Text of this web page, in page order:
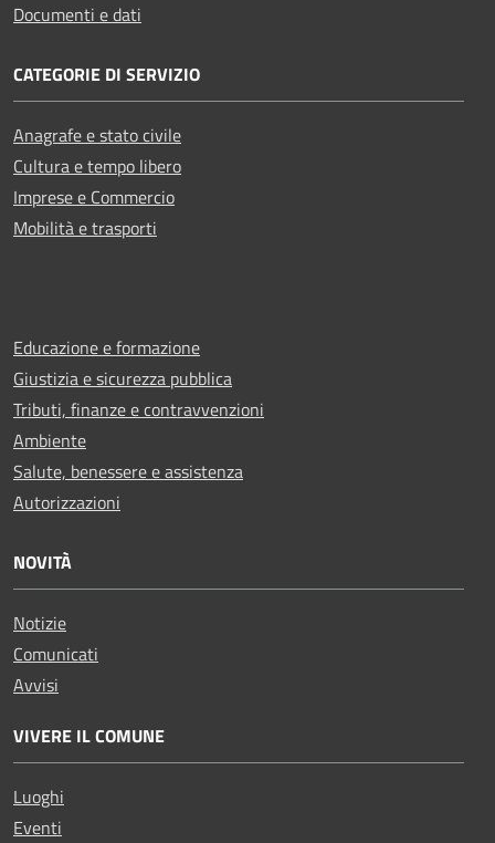
Documenti e dati
CATEGORIE DI SERVIZIO
Anagrafe e stato civile
Cultura e tempo libero
Imprese e Commercio
Mobilità e trasporti
Educazione e formazione
Giustizia e sicurezza pubblica
Tributi, finanze e contravvenzioni
Ambiente
Salute, benessere e assistenza
Autorizzazioni
NOVITÀ
Notizie
Comunicati
Avvisi
VIVERE IL COMUNE
Luoghi
Eventi